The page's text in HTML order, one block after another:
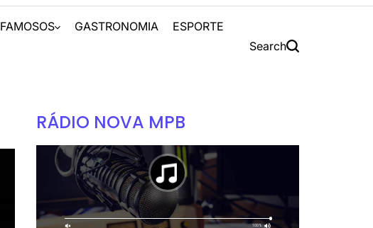
FAMOSOS GASTRONOMIA ESPORTE
Search
RÁDIO NOVA MPB